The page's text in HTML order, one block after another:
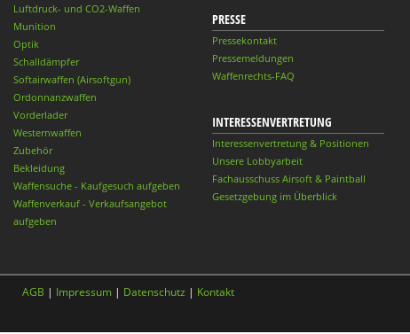
Luftdruck- und CO2-Waffen
Munition
Optik
Schalldämpfer
Softairwaffen (Airsoftgun)
Ordonnanzwaffen
Vorderlader
Westernwaffen
Zubehör
Bekleidung
Waffensuche - Kaufgesuch aufgeben
Waffenverkauf - Verkaufsangebot
aufgeben
PRESSE
Pressekontakt
Pressemeldungen
Waffenrechts-FAQ
INTERESSENVERTRETUNG
Interessenvertretung & Positionen
Unsere Lobbyarbeit
Fachausschuss Airsoft & Paintball
Gesetzgebung im Überblick
AGB | Impressum | Datenschutz | Kontakt